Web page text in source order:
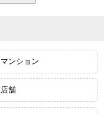
マンション
店舗